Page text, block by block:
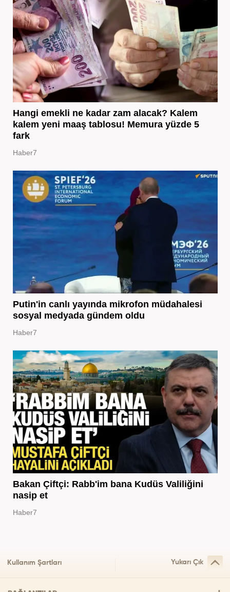
Hangi emekli ne kadar zam alacak? Kalem
kalem yeni maaş tablosu! Memura yüzde 5
fark
Haber7
Putin'in canlı yayında mikrofon müdahalesi
sosyal medyada gündem oldu
Haber7
Bakan Çiftçi: Rabb'im bana Kudüs Valiliğini
nasip et
Haber7
Kullanım Şartları Yukarı Çık